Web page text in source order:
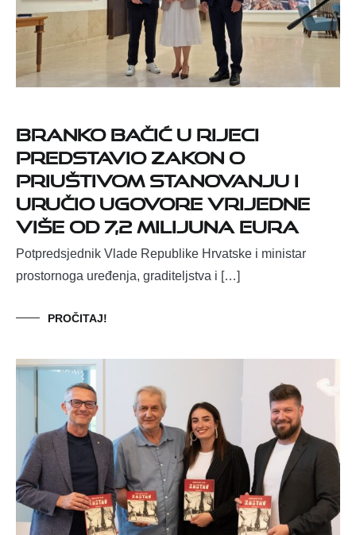
Branko Bačić u Rijeci
predstavio Zakon o
priuštivom stanovanju i
uručio ugovore vrijedne
više od 7,2 milijuna eura
Potpredsjednik Vlade Republike Hrvatske i ministar
prostornoga uređenja, graditeljstva i […]
PROČITAJ!